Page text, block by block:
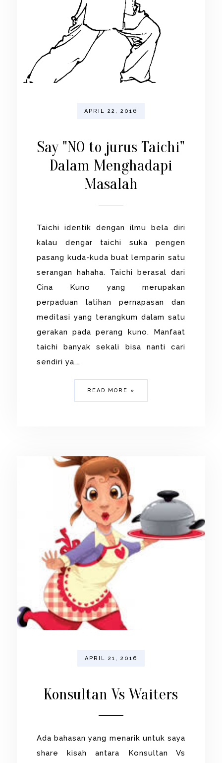
APRIL 22, 2016
Say "NO to jurus Taichi"
Dalam Menghadapi
Masalah
Taichi identik dengan ilmu bela diri
kalau dengar taichi suka pengen
pasang kuda-kuda buat lemparin satu
serangan hahaha. Taichi berasal dari
Cina Kuno yang merupakan
perpaduan latihan pernapasan dan
meditasi yang terangkum dalam satu
gerakan pada perang kuno. Manfaat
taichi banyak sekali bisa nanti cari
sendiri ya.…
READ MORE »
APRIL 21, 2016
Konsultan Vs Waiters
Ada bahasan yang menarik untuk saya
share kisah antara Konsultan Vs